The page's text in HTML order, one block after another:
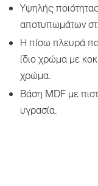
Υψηλής
αποτυπωμάτων
Η πίσω πλευρά
ίδιο χρώμα με
χρώμα.
Βάση MDF με
υγρασία.